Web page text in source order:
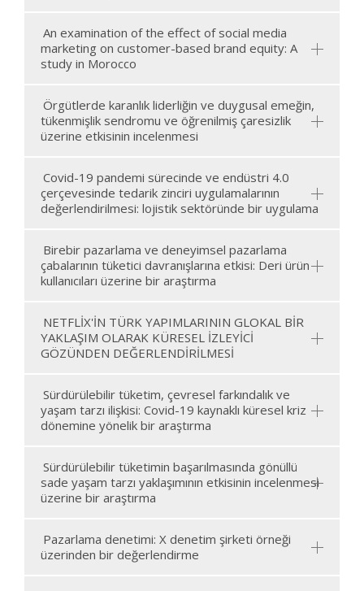
An examination of the effect of social media
marketing on customer-based brand equity: A
study in Morocco
Örgütlerde karanlık liderliğin ve duygusal emeğin,
tükenmişlik sendromu ve öğrenilmiş çaresizlik
üzerine etkisinin incelenmesi
Covid-19 pandemi sürecinde ve endüstri 4.0
çerçevesinde tedarik zinciri uygulamalarının
değerlendirilmesi: lojistik sektöründe bir uygulama
Birebir pazarlama ve deneyimsel pazarlama
çabalarının tüketici davranışlarına etkisi: Deri ürün
kullanıcıları üzerine bir araştırma
NETFLİX'İN TÜRK YAPIMLARININ GLOKAL BİR
YAKLAŞIM OLARAK KÜRESEL İZLEYİCİ
GÖZÜNDEN DEĞERLENDİRİLMESİ
Sürdürülebilir tüketim, çevresel farkındalık ve
yaşam tarzı ilişkisi: Covid-19 kaynaklı küresel kriz
dönemine yönelik bir araştırma
Sürdürülebilir tüketimin başarılmasında gönüllü
sade yaşam tarzı yaklaşımının etkisinin incelenmesi
üzerine bir araştırma
Pazarlama denetimi: X denetim şirketi örneği
üzerinden bir değerlendirme